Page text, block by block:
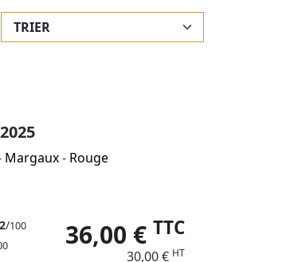
Margaux- Rouge
/100 36,00 € TTC
30,00 € HT